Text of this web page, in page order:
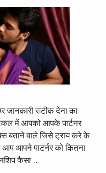
जानकारी सटीक देना का
में आपको आपके पार्टनर
बताने वाले जिसे ट्राय करे के
आपने पाटर्नर को कितना
कैसा …